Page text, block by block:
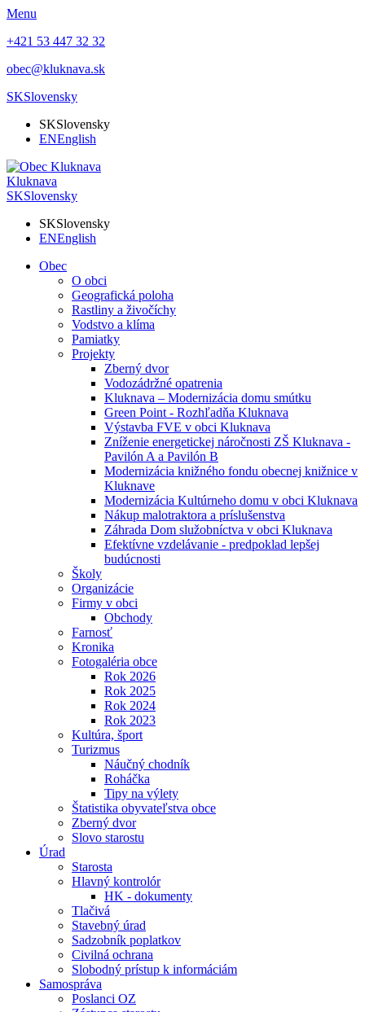
Menu
+421 53 447 32 32
obec@kluknava.sk
SKSlovensky
SKSlovensky
ENEnglish
Kluknava
SKSlovensky
SKSlovensky
ENEnglish
Obec
O obci
Geografická poloha
Rastliny a živočíchy
Vodstvo a klíma
Pamiatky
Projekty
Zberný dvor
Vodozádržné opatrenia
Kluknava – Modernizácia domu smútku
Green Point - Rozhľadňa Kluknava
Výstavba FVE v obci Kluknava
Zníženie energetickej náročnosti ZŠ Kluknava -
Pavilón A a Pavilón B
Modernizácia knižného fondu obecnej knižnice v
Kluknave
Modernizácia Kultúrneho domu v obci Kluknava
Nákup malotraktora a príslušenstva
Záhrada Dom služobníctva v obci Kluknava
Efektívne vzdelávanie - predpoklad lepšej
budúcnosti
Školy
Organizácie
Firmy v obci
Obchody
Farnosť
Kronika
Fotogaléria obce
Rok 2026
Rok 2025
Rok 2024
Rok 2023
Kultúra, šport
Turizmus
Náučný chodník
Roháčka
Tipy na výlety
Štatistika obyvateľstva obce
Zberný dvor
Slovo starostu
Úrad
Starosta
Hlavný kontrolór
HK - dokumenty
Tlačivá
Stavebný úrad
Sadzobník poplatkov
Civilná ochrana
Slobodný prístup k informáciám
Samospráva
Poslanci OZ